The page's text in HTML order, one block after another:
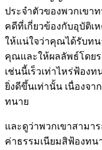
ประจำตัวของพวกเขา
คดีที่เกี่ยวข้องกับอุบัติเ
ให้แน่ใจว่าคุณได้รับท
คุณและให้ผลลัพธ์โดย
เช่นนี้เร็วเท่าไหร่ฟ้อ
ยิ่งดีขึ้นเท่านั้น เนื่องจ
ทนาย
และดูว่าพวกเขาสามา
ค่าธรรมเนียมสิฟ้องทน